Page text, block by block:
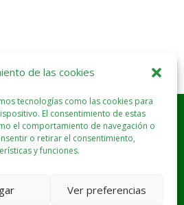
de las cookies
tecnologías como las cookies para
El consentimiento de estas
el comportamiento de navegación o
o retirar el consentimiento,
y funciones.
Ver preferencias